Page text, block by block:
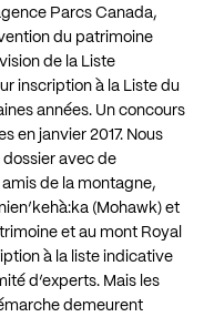
Parcs Canada,
du patrimoine
de la Liste
inscription à la Liste du
années. Un concours
en janvier 2017. Nous
dossier avec de
de la montagne,
(Mohawk) et
et au mont Royal
à la liste indicative
d’experts. Mais les
demeurent